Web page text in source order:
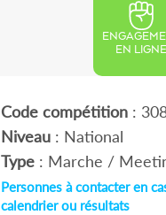
EN LIGNE
Code compétition:
Niveau: National
Type: Marche /
Personnes à contacter en
calendrier ou résultats